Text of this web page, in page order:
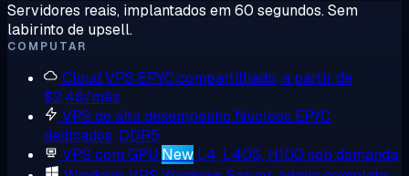
Servidores reais, implantados em 60 segundos. Sem
labirinto de upsell.
COMPUTAR
Cloud VPS EPYC compartilhado, a partir de
$2,48/mês
VPS de alto desempenho Núcleos EPYC
dedicados, DDR5
VPS com GPU New L4, L40S, H100 sob demanda